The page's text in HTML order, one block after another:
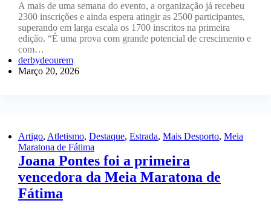
A mais de uma semana do evento, a organização já recebeu
2300 inscrições e ainda espera atingir as 2500 participantes,
superando em larga escala os 1700 inscritos na primeira
edição. “É uma prova com grande potencial de crescimento e
com…
derbydeourem
Março 20, 2026
Artigo, Atletismo, Destaque, Estrada, Mais Desporto, Meia
Maratona de Fátima
Joana Pontes foi a primeira
vencedora da Meia Maratona de
Fátima